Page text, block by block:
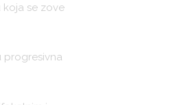
se zove
progresivna